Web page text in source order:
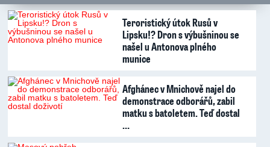
Teroristický útok Rusů v
Lipsku!? Dron s výbušninou se
našel u Antonova plného
munice
Afghánec v Mnichově najel do
demonstrace odborářů, zabil
matku s batoletem. Teď dostal
…